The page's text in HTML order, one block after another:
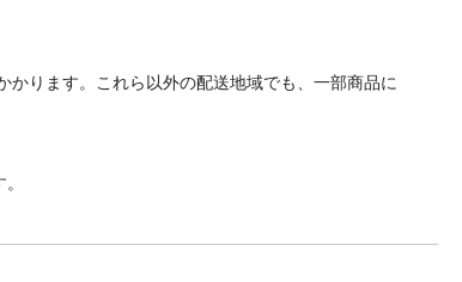
ります。これら以外の配送地域でも、一部商品に